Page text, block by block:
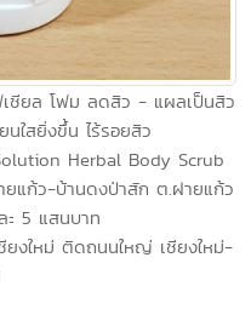
ชียล โฟม ลดสิว - แผลเป็นสิว
ใสยิ่งขึ้น ไร้รอยสิว
Herbal Body Scrub
ยแก้ว-บ้านดงป่าสัก ต.ฝายแก้ว
ะ 5 แสนบาท
ยงใหม่ ติดถนนใหญ่ เชียงใหม่-